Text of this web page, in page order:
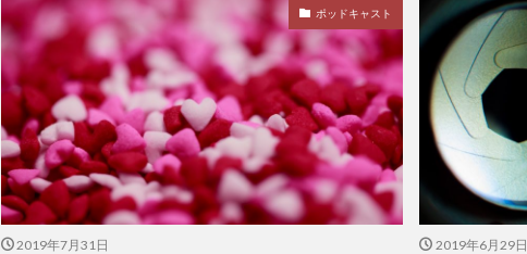
ポッドキャスト
2019年7月31日 2019年6月29日